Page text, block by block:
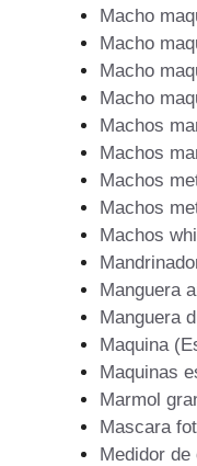
Macho
Macho
Macho
Macho
Machos
Machos
Machos
Machos
Machos
Manguera
Manguera
Maquina
Maquinas
Marmol
Mascara
Medidor de